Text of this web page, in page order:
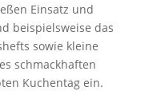
Einsatz und
beispielsweise das
sowie kleine
schmackhaften
Kuchentag ein.